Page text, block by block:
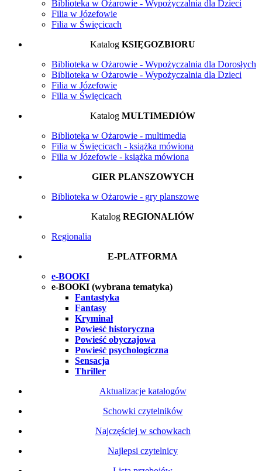
Biblioteka w Ożarowie - Wypożyczalnia dla Dzieci
Filia w Józefowie
Filia w Święcicach
Katalog KSIĘGOZBIORU
Biblioteka w Ożarowie - Wypożyczalnia dla Dorosłych
Biblioteka w Ożarowie - Wypożyczalnia dla Dzieci
Filia w Józefowie
Filia w Święcicach
Katalog MULTIMEDIÓW
Biblioteka w Ożarowie - multimedia
Filia w Święcicach - książka mówiona
Filia w Józefowie - książka mówiona
GIER PLANSZOWYCH
Biblioteka w Ożarowie - gry planszowe
Katalog REGIONALIÓW
Regionalia
E-PLATFORMA
e-BOOKI
e-BOOKI (wybrana tematyka)
Fantastyka
Fantasy
Kryminał
Powieść historyczna
Powieść obyczajowa
Powieść psychologiczna
Sensacja
Thriller
Aktualizacje katalogów
Schowki czytelników
Najczęściej w schowkach
Najlepsi czytelnicy